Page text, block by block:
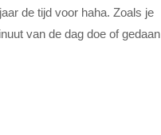
de tijd voor haha. Zoals je
van de dag doe of gedaan